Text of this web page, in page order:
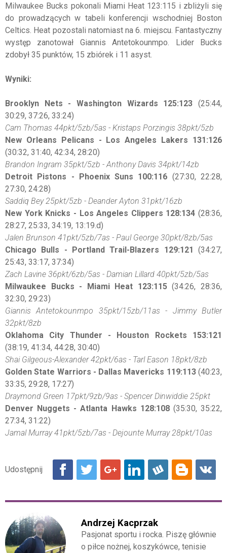
Milwaukee Bucks pokonali Miami Heat 123:115 i zbliżyli się
do prowadzących w tabeli konferencji wschodniej Boston
Celtics. Heat pozostali natomiast na 6. miejscu. Fantastyczny
występ zanotował Giannis Antetokounmpo. Lider Bucks
zdobył 35 punktów, 15 zbiórek i 11 asyst.
Wyniki:
Brooklyn Nets - Washington Wizards 125:123 (25:44,
30:29, 37:26, 33:24)
Cam Thomas 44pkt/5zb/5as - Kristaps Porzingis 38pkt/5zb
New Orleans Pelicans - Los Angeles Lakers 131:126
(30:32, 31:40, 42:34, 28:20)
Brandon Ingram 35pkt/5zb - Anthony Davis 34pkt/14zb
Detroit Pistons - Phoenix Suns 100:116 (27:30, 22:28,
27:30, 24:28)
Saddiq Bey 25pkt/5zb - Deander Ayton 31pkt/16zb
New York Knicks - Los Angeles Clippers 128:134 (28:36,
28:27, 25:33, 34:19, 13:19.d)
Jalen Brunson 41pkt/5zb/7as - Paul George 30pkt/8zb/5as
Chicago Bulls - Portland Trail-Blazers 129:121 (34:27,
25:43, 33:17, 37:34)
Zach Lavine 36pkt/6zb/5as - Damian Lillard 40pkt/5zb/5as
Milwaukee Bucks - Miami Heat 123:115(34:26, 28:36,
32:30, 29:23)
Giannis Antetokounmpo 35pkt/15zb/11as - Jimmy Butler
32pkt/8zb
Oklahoma City Thunder - Houston Rockets 153:121
(38:19, 41:34, 44:28, 30:40)
Shai Gilgeous-Alexander 42pkt/6as - Tarl Eason 18pkt/8zb
Golden State Warriors - Dallas Mavericks 119:113(40:23,
33:35, 29:28, 17:27)
Draymond Green 17pkt/9zb/9as - Spencer Dinwiddie 25pkt
Denver Nuggets - Atlanta Hawks 128:108(35:30, 35:22,
27:34, 31:22)
Jamal Murray 41pkt/5zb/7as - Dejounte Murray 28pkt/10as
Andrzej Kacprzak
Pasjonat sportu i rocka. Piszę głównie
o piłce nożnej, koszykówce, tenisie